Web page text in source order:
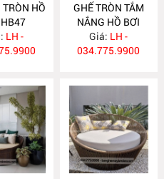
HỒ
LH -
GHẾ TRÒN TẮM
NẮNG HỒ BƠI
HB46
Giá: LH -
034.775.9900